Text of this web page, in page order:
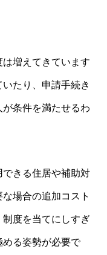
増えてきています
たり、申請手続き
条件を満たせるわ
きる住居や補助対
場合の追加コスト
度を当てにしすぎ
る姿勢が必要で